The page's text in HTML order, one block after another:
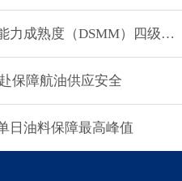
力成熟度（DSMM）四级评
保障航油供应安全
日油料保障最高峰值